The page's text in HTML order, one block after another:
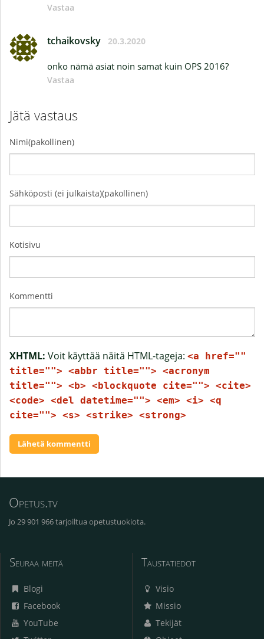
Vastaa
tchaikovsky 20.3.2020
onko nämä asiat noin samat kuin OPS 2016?
Vastaa
Jätä vastaus
Nimi(pakollinen)
Sähköposti (ei julkaista)(pakollinen)
Kotisivu
Kommentti
XHTML: Voit käyttää näitä HTML-tageja: <a href=""
title=""> <abbr title=""> <acronym
title=""> <b> <blockquote cite=""> <cite>
<code> <del datetime=""> <em> <i> <q
cite=""> <s> <strike> <strong>
Opetus.tv
Jo 29 901 966 tarjoiltua opetustuokiota.
Seuraa meitä
Blogi
Facebook
YouTube
Taustatiedot
Visio
Missio
Tekijät